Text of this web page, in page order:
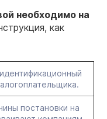
необходимо на
как
постановки на